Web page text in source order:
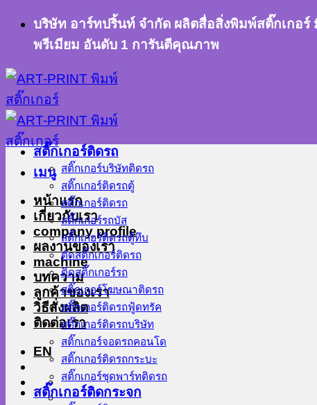
ข้าม
ยัง
เนื้อหา
บริษัท อาร์ทปริ้นท์ จำกัด ผลิตสื่อสิ่งพิมพ์สติ๊กเกอ
พรีเมียม อันดับ 1 การันตีคุณภาพ
เมนู
หน้าแรก
เกี่ยวกับเรา
company profile
ผลงานของเรา
machine
บทความ
ลูกค้าของเรา
วิธีสั่งผลิต
ติดต่อเรา
EN
สติ๊กเกอร์ติดรถ
สติ๊กเกอร์บริษัทติดรถ
สติ๊กเกอร์ติดรถตู้
สติ๊กเกอร์ติดรถ
สติ๊กเกอร์รถบัส
สติ๊กเกอร์ติดรถตู้ทึบ
ตัดสติ๊กเกอร์ติดรถ
ติดสติ๊กเกอร์รถ
สติ๊กเกอร์โฆษณาติดรถ
สติ๊กเกอร์ติดรถฟู้ดทรัค
สติ๊กเกอร์ติดรถบริษัท
สติ๊กเกอร์จอดรถคอนโด
สติ๊กเกอร์ติดรถกระบะ
สติ๊กเกอร์ชุดพาร์ทติดรถ
สติ๊กเกอร์ติดกระจก